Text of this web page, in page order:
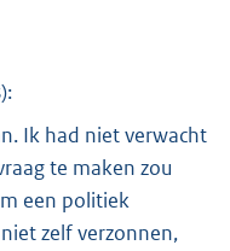
):
Ik had niet verwacht
te maken zou
een politiek
zelf verzonnen,